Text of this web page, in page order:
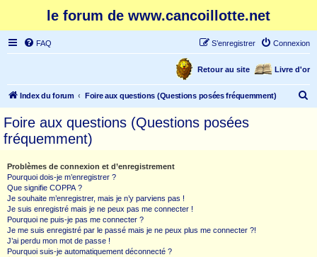
le forum de www.cancoillotte.net
FAQ Connexion
S’enregistrer
Livre d'or
Retour au site
Index du forum Foire aux questions (Questions posées fréquemment)
Foire aux questions (Questions posées
fréquemment)
Problèmes de connexion et d’enregistrement
Pourquoi dois-je m’enregistrer ?
Que signifie COPPA ?
Je souhaite m’enregistrer, mais je n’y parviens pas !
Je suis enregistré mais je ne peux pas me connecter !
Pourquoi ne puis-je pas me connecter ?
Je me suis enregistré par le passé mais je ne peux plus me connecter ?!
J’ai perdu mon mot de passe !
Pourquoi suis-je automatiquement déconnecté ?